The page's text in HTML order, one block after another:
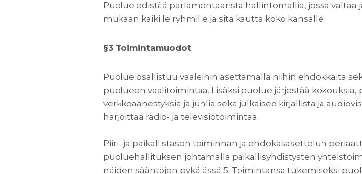
Puolue edistää parlamentaarista hallintomallia, jossa
mukaan kaikille ryhmille ja sitä kautta koko kansalle.
§3 Toimintamuodot
Puolue osallistuu vaaleihin asettamalla niihin ehdokkaita
puolueen vaalitoimintaa. Lisäksi puolue järjestää
verkkoäänestyksiä ja juhlia sekä julkaisee kirjallista ja
harjoittaa radio- ja televisiotoimintaa.
Piiri- ja paikallistason toiminnan ja ehdokasasettelun
puoluehallituksen johtamalla paikallisyhdistysten
näiden sääntöjen pykälässä 5. Toimintansa tukemiseksi